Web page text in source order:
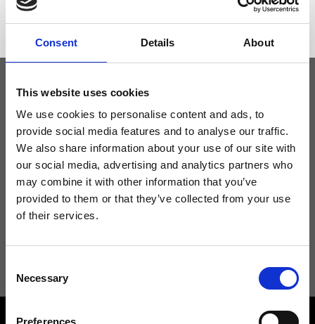
Consent Details About
This website uses cookies
We use cookies to personalise content and ads, to
provide social media features and to analyse our traffic.
We also share information about your use of our site with
our social media, advertising and analytics partners who
may combine it with other information that you’ve
provided to them or that they’ve collected from your use
of their services.
Selection
Necessary
Preferences
Tieniti aggiornato
Non perdere le novità di Ripani, iscriviti alla newsletter!
informazioni consulta laPrivacy Policy.